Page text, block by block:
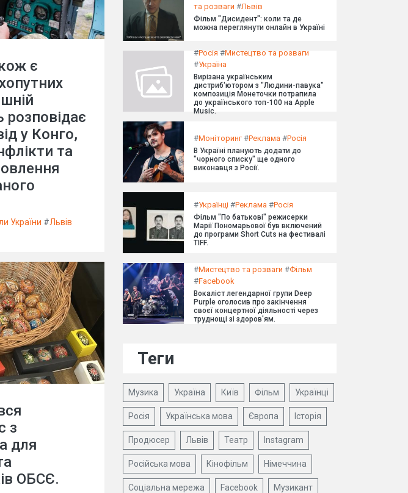
є
у Конго,
та
України #Львів
з
для
ОБСЄ.
та розваги #Львів
Фільм "Дисидент": коли та де
можна переглянути онлайн в Україні
#Росія #Мистецтво та розваги
#Україна
Вирізана українським
дистриб'ютором з "Людини-павука"
композиція Монеточки потрапила
до українського топ-100 на Apple
Music.
#Моніторинг#Реклама #Росія
В Україні планують додати до
"чорного списку" ще одного
виконавця з Росії.
#Українці #Реклама #Росія
Фільм "По батькові" режисерки
Марії Пономарьової був включений
до програми Short Cuts на фестивалі
TIFF.
#Мистецтво та розваги #Фільм
#Facebook
Вокаліст легендарної групи Deep
Purple оголосив про закінчення
своєї концертної діяльності через
труднощі зі здоров'ям.
Теги
Музика Україна Київ Фільм Українці
Росія Українська мова Європа Історія
Продюсер Львів Театр Instagram
Російська мова Кінофільм Німеччина
Соціальна мережа Facebook Музикант